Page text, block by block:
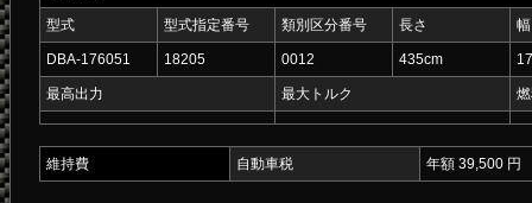
型式 型式指定番号 類別区分番号 長さ 幅
DBA-176051 18205 0012 435cm
最高出力 最大トルク
維持費 自動車税 年額 39,500 円